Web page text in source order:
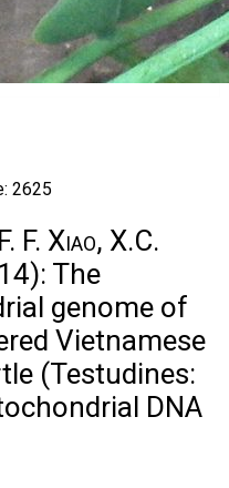
2625
F. Xiao, X.C.
The
genome of
Vietnamese
(Testudines:
DNA